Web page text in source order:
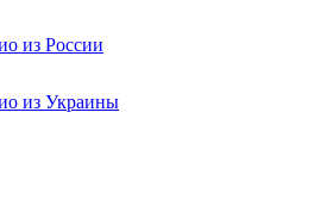
из России
из Украины